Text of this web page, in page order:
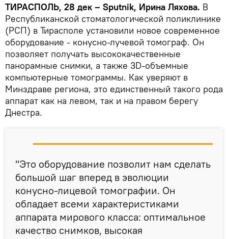
ТИРАСПОЛЬ, 28 дек – Sputnik, Ирина Ляхова. В
Республиканской стоматологической поликлинике
(РСП) в Тирасполе установили новое современное
оборудование - конусно-лучевой томограф. Он
позволяет получать высококачественные
панорамные снимки, а также 3D-объемные
компьютерные томограммы. Как уверяют в
Минздраве региона, это единственный такого рода
аппарат как на левом, так и на правом берегу
Днестра.
"Это оборудование позволит нам сделать
большой шаг вперед в эволюции
конусно-лицевой томографии. Он
обладает всеми характеристиками
аппарата мирового класса: оптимальное
качество снимков, высокая